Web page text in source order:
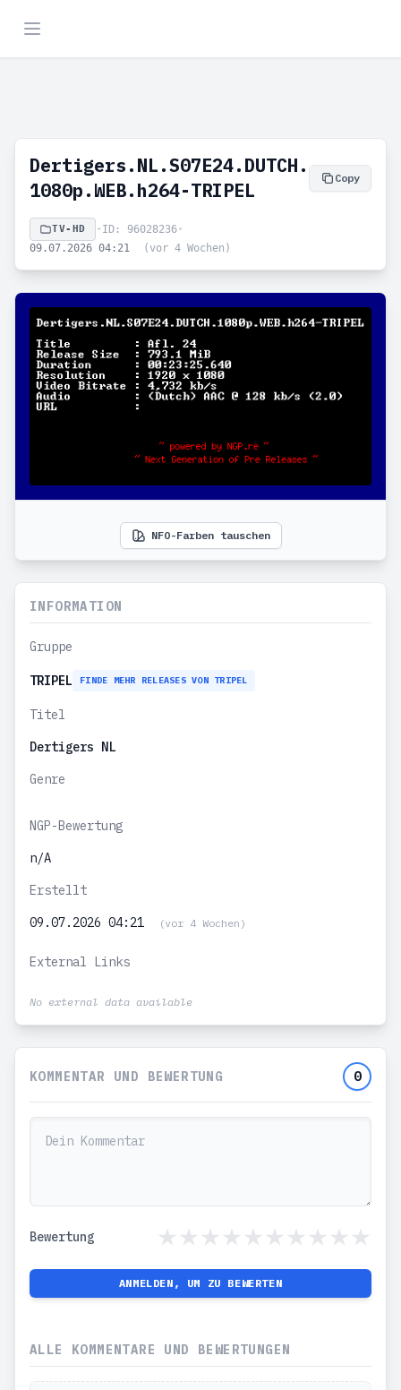
Dertigers.NL.S07E24.DUTCH.
1080p.WEB.h264-TRIPEL
Copy
TV-HD • ID: 96028236•
09.07.2026 04:21
(vor 4 Wochen)
NFO-Farben tauschen
INFORMATION
Gruppe
TRIPEL FINDE MEHR RELEASES VON TRIPEL
Titel
Dertigers NL
Genre
NGP-Bewertung
n/A
Erstellt
09.07.2026 04:21
(vor 4 Wochen)
External Links
No external data available
KOMMENTAR UND BEWERTUNG 0
Bewertung
ANMELDEN, UM ZU BEWERTEN
ALLE KOMMENTARE UND BEWERTUNGEN